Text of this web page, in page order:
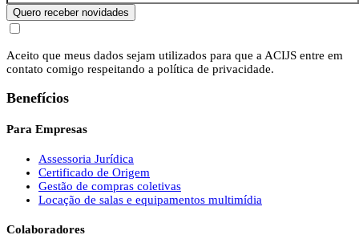
Quero receber novidades
Aceito que meus dados sejam utilizados para que a ACIJS entre em
contato comigo respeitando a política de privacidade.
Benefícios
Para Empresas
Assessoria Jurídica
Certificado de Origem
Gestão de compras coletivas
Locação de salas e equipamentos multimídia
Colaboradores